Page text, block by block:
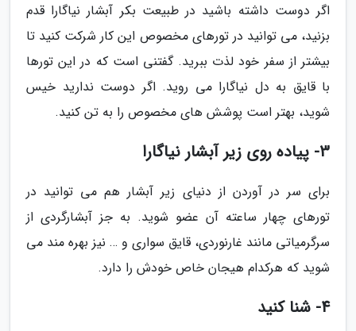
اگر دوست داشته باشید در طبیعت بکر آبشار نیاگارا قدم
بزنید، می توانید در تورهای مخصوص این کار شرکت کنید تا
بیشتر از سفر خود لذت ببرید. گفتنی است که در این تورها
با قایق به دل نیاگارا می روید. اگر دوست ندارید خیس
شوید، بهتر است پوشش های مخصوص را به تن کنید.
3- پیاده روی زیر آبشار نیاگارا
برای سر در آوردن از دنیای زیر آبشار هم می توانید در
تورهای چهار ساعته آن عضو شوید. به جز آبشارگردی از
سرگرمیاتی مانند غارنوردی، قایق سواری و … نیز بهره مند می
شوید که هرکدام هیجان خاص خودش را دارد.
4- شنا کنید